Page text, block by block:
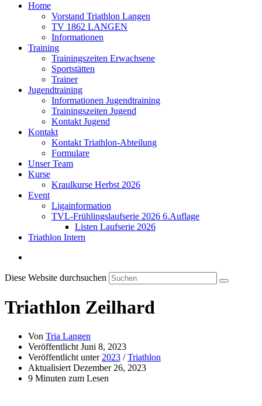
Home
Vorstand Triathlon Langen
TV 1862 LANGEN
Informationen
Training
Trainingszeiten Erwachsene
Sportstätten
Trainer
Jugendtraining
Informationen Jugendtraining
Trainingszeiten Jugend
Kontakt Jugend
Kontakt
Kontakt Triathlon-Abteilung
Formulare
Unser Team
Kurse
Kraulkurse Herbst 2026
Event
Ligainformation
TVL-Frühlingslaufserie 2026 6.Auflage
Listen Laufserie 2026
Triathlon Intern
Diese Website durchsuchen
Triathlon Zeilhard
Von Tria Langen
Veröffentlicht Juni 8, 2023
Veröffentlicht unter 2023 /Triathlon
Aktualisiert Dezember 26, 2023
9 Minuten zum Lesen